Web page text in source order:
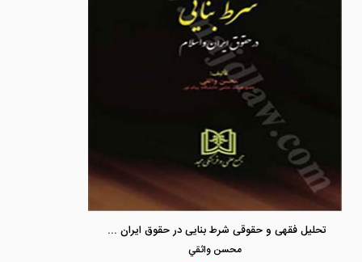
تحلیل فقهی و حقوقی شرط بنایی در حقوق ایران و اسلام
محسن واثقي